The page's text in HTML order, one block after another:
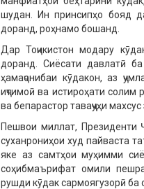
шудан. Ин принсипҳо бояд
доранд, роҳнамо бошанд.
Дар Тоҷикистон модару
доранд. Сиёсати давлатӣ
ҳамаҷонибаи кӯдакон, аз
иҷтимоӣ ва истироҳати
ва бепарастор таваҷҷуҳи
Пешвои миллат, Президенти
суханрониҳои худ пайваста
яке аз самтҳои муҳимми
соҳибмаърифат омили
рушди кӯдак сармоягузорӣ ба